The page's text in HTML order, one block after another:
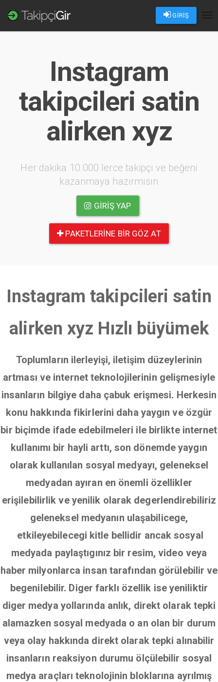
GİRİŞ
Instagram
takipcileri satin
alirken xyz
Her dakika 10.000 lerce takipçi ve beğeni
kazanmaya hazırmısın
GIRIŞ YAP
PAKETLERINE BIR GÖZ AT
Instagram takipcileri satin
alirken xyz Hızlı büyümek
Toplumların ilerleyişi, iletişim düzeylerinin
artması ve internet teknolojilerinin gelişmesiyle
insanların bilgiye daha çabuk erişmesi. Herkesin
konu hakkında fikirlerini daha yaygın ve özgür
bir biçimde ifade edebilmeleri ile birlikte internet
kullanımı bir hayli arttı, son dönemde yaygın
olarak kullanılan sosyal medyayı, geleneksel
medyadan ayıran en önemli özellikler
erişilebilirlik ve yenilik olarak degerlendirebiliriz
geleneksel medyanın ulaşabilicege,
etkileyebilecegi kitle bellidir ancak sosyal
medyada paylaştıgınız bir resim, video veya
haber milyonlarca insan tarafından görülebilir ve
begenilebilir. Diger farklı özellik ise yeniliktir
diger medya yollarında anlık, direkt olarak tepki
alamazken sosyal medyada o an olan bir durum
veya olay hakkında direkt olarak tepki alınabilir
insanların reaksiyon durumu ölçülebilir sosyal
medya araçları teknolojinin bloklarına ayrılmış